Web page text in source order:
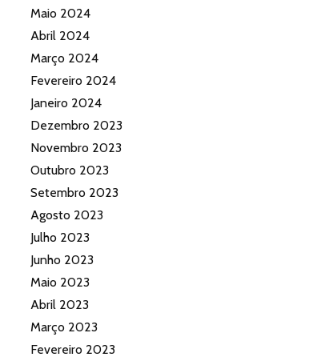
Maio 2024
Abril 2024
Março 2024
Fevereiro 2024
Janeiro 2024
Dezembro 2023
Novembro 2023
Outubro 2023
Setembro 2023
Agosto 2023
Julho 2023
Junho 2023
Maio 2023
Abril 2023
Março 2023
Fevereiro 2023